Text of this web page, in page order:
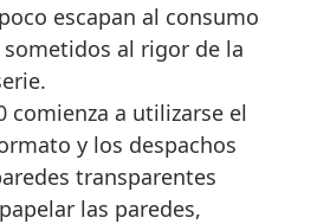
escapan al consumo
sometidos al rigor de la
comienza a utilizarse el
y los despachos
transparentes
las paredes,